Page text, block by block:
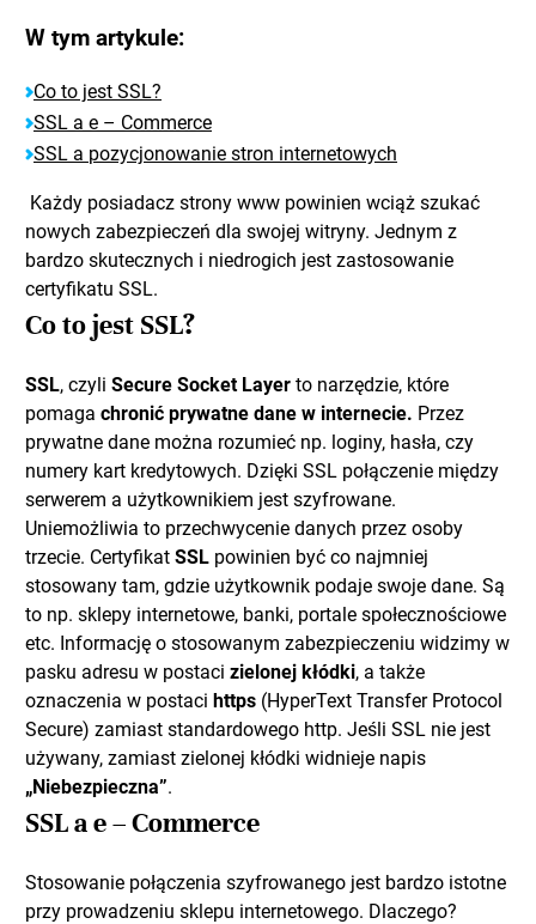
W tym artykule:
Co to jest SSL?
SSL a e – Commerce
SSL a pozycjonowanie stron internetowych
Każdy posiadacz strony www powinien wciąż szukać
nowych zabezpieczeń dla swojej witryny. Jednym z
bardzo skutecznych i niedrogich jest zastosowanie
certyfikatu SSL.
Co to jest SSL?
SSL, czyli Secure Socket Layer to narzędzie, które
pomaga chronić prywatne dane w internecie. Przez
prywatne dane można rozumieć np. loginy, hasła, czy
numery kart kredytowych. Dzięki SSL połączenie między
serwerem a użytkownikiem jest szyfrowane.
Uniemożliwia to przechwycenie danych przez osoby
trzecie. Certyfikat SSL powinien być co najmniej
stosowany tam, gdzie użytkownik podaje swoje dane. Są
to np. sklepy internetowe, banki, portale społecznościowe
etc. Informację o stosowanym zabezpieczeniu widzimy w
pasku adresu w postaci zielonej kłódki, a także
oznaczenia w postaci https (HyperText Transfer Protocol
Secure) zamiast standardowego http. Jeśli SSL nie jest
używany, zamiast zielonej kłódki widnieje napis
„Niebezpieczna”.
SSL a e – Commerce
Stosowanie połączenia szyfrowanego jest bardzo istotne
przy prowadzeniu sklepu internetowego. Dlaczego?